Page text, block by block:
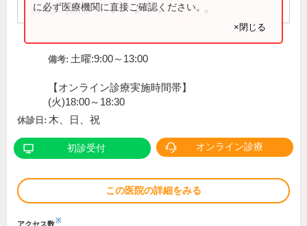
14:00～18:00 ● ● ●
に必ず医療機関に直接ご確認ください。
×閉じる
備考: 土曜:9:00～13:00
【オンライン診療実施時間帯】
(火)18:00～18:30
休診日: 木、日、祝
初診受付 オンライン診療
この医院の詳細をみる
アクセス数※